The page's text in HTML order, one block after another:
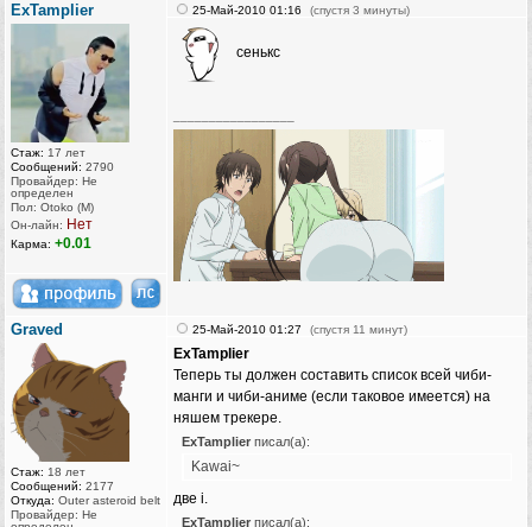
ExTamplier
Стаж: 17 лет
Сообщений: 2790
Провайдер: Не
определен
Пол: Otoko (M)
Он-лайн: Нет
Карма: +0.01
25-Май-2010 01:16 (спустя 3 минуты)
сенькс
Graved
Стаж: 18 лет
Сообщений: 2177
Откуда: Outer asteroid belt
Провайдер: Не
25-Май-2010 01:27 (спустя 11 минут)
ExTamplier
Теперь ты должен составить список всей чиби-
манги и чиби-аниме (если таковое имеется) на
няшем трекере.
ExTamplier писал(а):
Kawai~
две i.
ExTamplier писал(а):